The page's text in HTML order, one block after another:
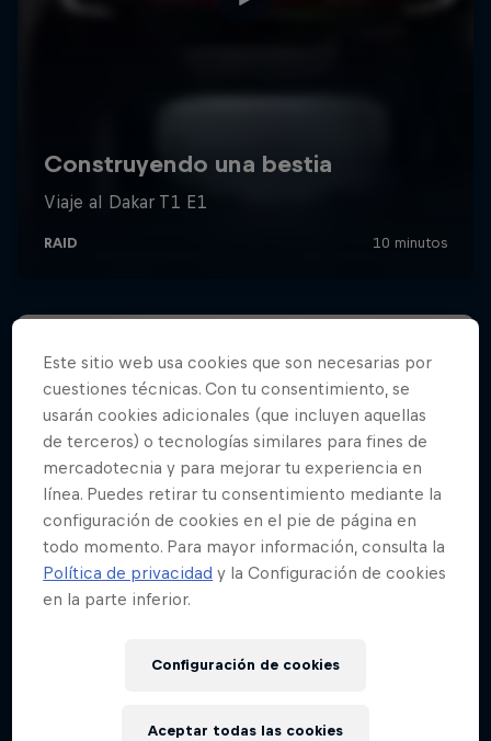
Este sitio web usa cookies que son necesarias por
cuestiones técnicas. Con tu consentimiento, se
usarán cookies adicionales (que incluyen aquellas
de terceros) o tecnologías similares para fines de
mercadotecnia y para mejorar tu experiencia en
línea. Puedes retirar tu consentimiento mediante la
configuración de cookies en el pie de página en
todo momento. Para mayor información, consulta la
Política de privacidad y la Configuración de cookies
en la parte inferior.
Configuración de cookies
Aceptar todas las cookies